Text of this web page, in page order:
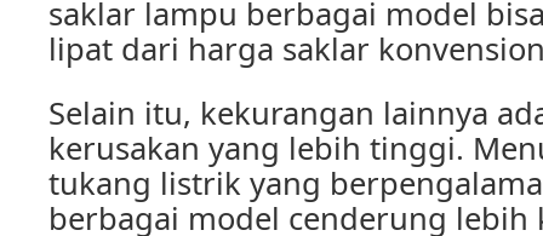
saklar lampu berbagai model
lipat dari harga saklar
Selain itu, kekurangan lainnya
kerusakan yang lebih tinggi.
tukang listrik yang
berbagai model cenderung lebih